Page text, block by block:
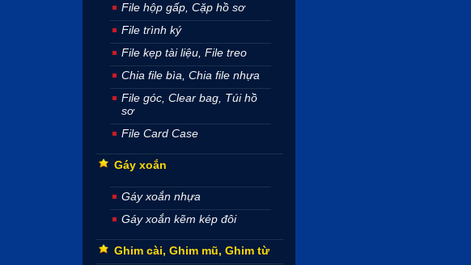
File hộp gấp, Cặp hồ sơ
File trình ký
File kẹp tài liệu, File treo
Chia file bìa, Chia file nhựa
File góc, Clear bag, Túi hồ
sơ
File Card Case
Gáy xoắn
Gáy xoắn nhựa
Gáy xoắn kẽm kép đôi
Ghim cài, Ghim mũ, Ghim từ